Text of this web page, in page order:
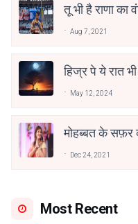
तू भी है राणा
Aug 7, 2021
हिज्र पे ये रात भी
May 12, 2024
मोहब्बत के सफ़र
Dec 24, 2021
Most Recent